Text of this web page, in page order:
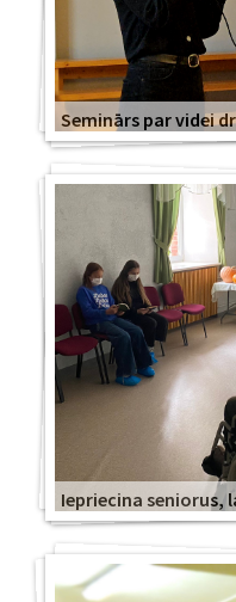
Seminārs par videi
Iepriecina seniorus,